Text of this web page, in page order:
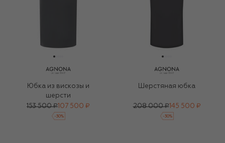
Юбка из вискозы и
шерсти
153 500 ₽ 107 500 ₽
-30%
Шерстяная юбка
208 000 ₽145 500 ₽
-30%